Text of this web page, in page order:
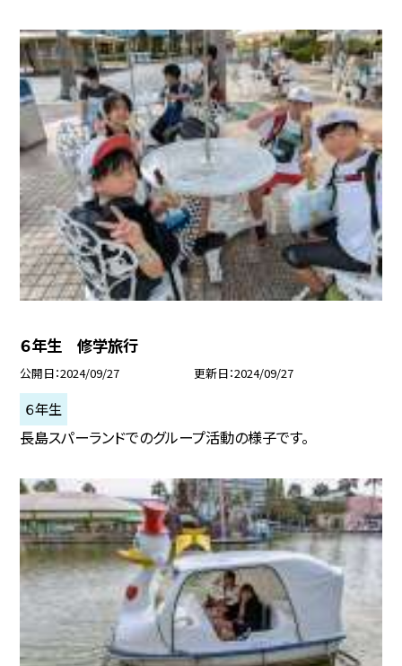
６年生 修学旅行
公開日 2024/09/27 更新日 2024/09/27
６年生
長島スパーランドでのグループ活動の様子です。